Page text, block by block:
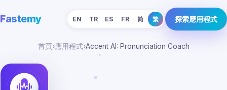
Fastemy EN TR ES FR 简 繁 探索應用程式
首頁›應用程式›Accent AI: Pronunciation Coach